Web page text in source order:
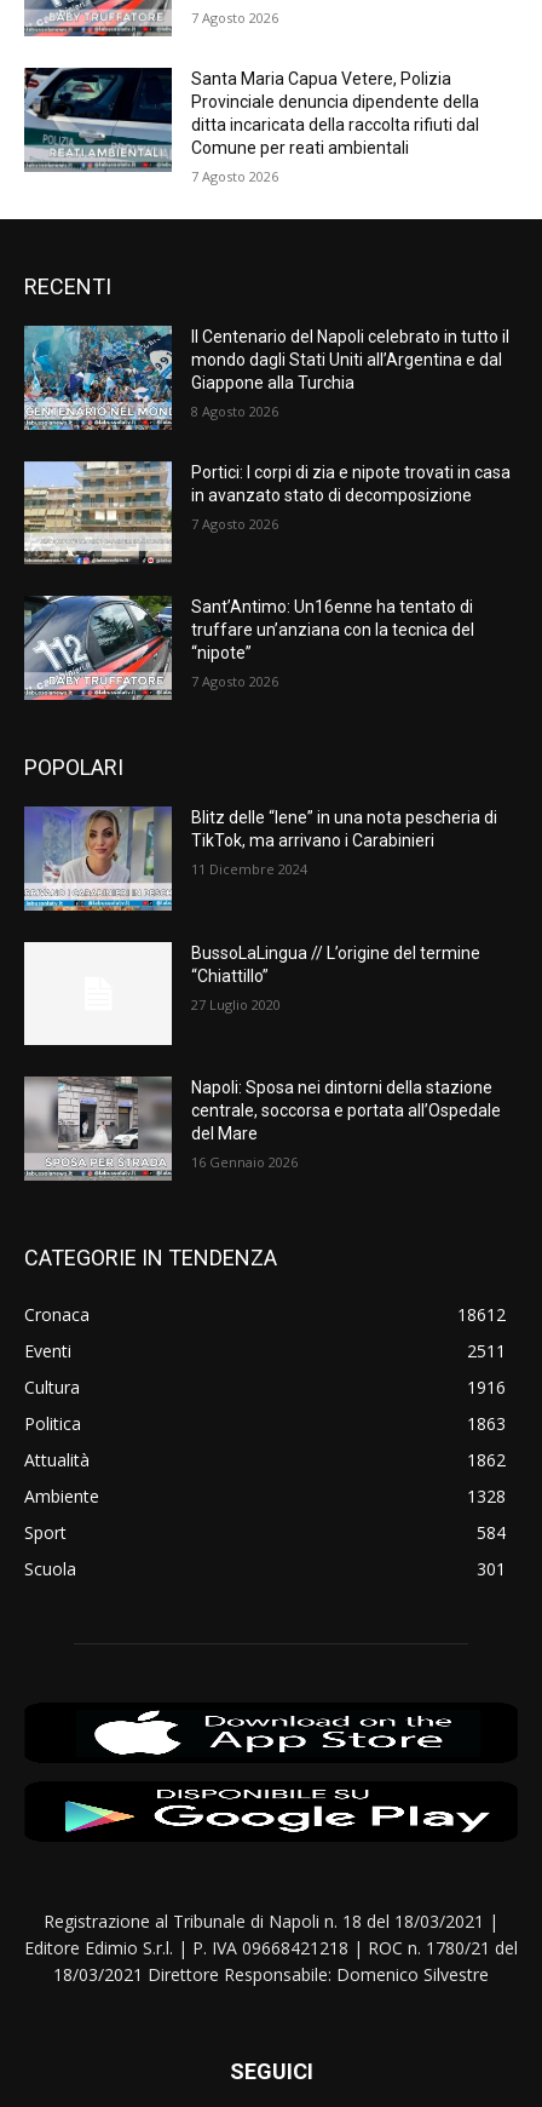
7 Agosto 2026
Santa Maria Capua Vetere, Polizia
Provinciale denuncia dipendente della
ditta incaricata della raccolta rifiuti dal
Comune per reati ambientali
7 Agosto 2026
RECENTI
Il Centenario del Napoli celebrato in tutto il
mondo dagli Stati Uniti all’Argentina e dal
Giappone alla Turchia
8 Agosto 2026
Portici: I corpi di zia e nipote trovati in casa
in avanzato stato di decomposizione
7 Agosto 2026
Sant’Antimo: Un16enne ha tentato di
truffare un’anziana con la tecnica del
“nipote”
7 Agosto 2026
POPOLARI
Blitz delle “Iene” in una nota pescheria di
TikTok, ma arrivano i Carabinieri
11 Dicembre 2024
BussoLaLingua // L’origine del termine
“Chiattillo”
27 Luglio 2020
Napoli: Sposa nei dintorni della stazione
centrale, soccorsa e portata all’Ospedale
del Mare
16 Gennaio 2026
CATEGORIE IN TENDENZA
Cronaca
18612
Eventi
2511
Cultura
1916
Politica
1863
Attualità
1862
Ambiente
1328
Sport
584
Scuola
301
Registrazione al Tribunale di Napoli n. 18 del 18/03/2021 |
Editore Edimio S.r.l. | P. IVA 09668421218 | ROC n. 1780/21 del
18/03/2021 Direttore Responsabile: Domenico Silvestre
SEGUICI